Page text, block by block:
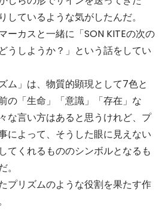
しているような気がしたんだ。
ーカスと一緒に「SON KITEの次の
うしようか？」という話をしてい
ム」は、物質的顕現として7色と
の「生命」「意識」「存在」な
な言い方はあると思うけれど、プ
によって、そうした眼に見えない
てくれるもののシンボルとなるも
プリズムのような役割を果たす作